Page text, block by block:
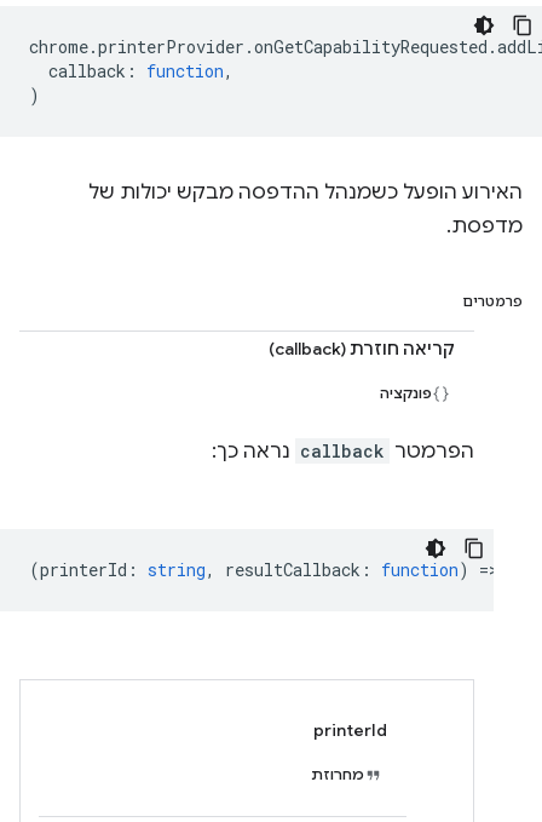
chrome.printerProvider .onGetCapabilityRequested .
callback : function,
)
האירוע הופעל כשמנהל ההדפסה מבקש יכולות של
מדפסת.
פרמטרים
קריאה חוזרת (callback)
פונקציה
הפרמטר callback נראה כך:
(printerId : string, resultCallback : function) =>
printerId
מחרוזת